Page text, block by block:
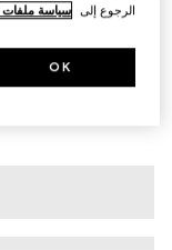
جاكيت من الصوف
SAR 13,500
الرجوع إلى سياسة ملفات
OK